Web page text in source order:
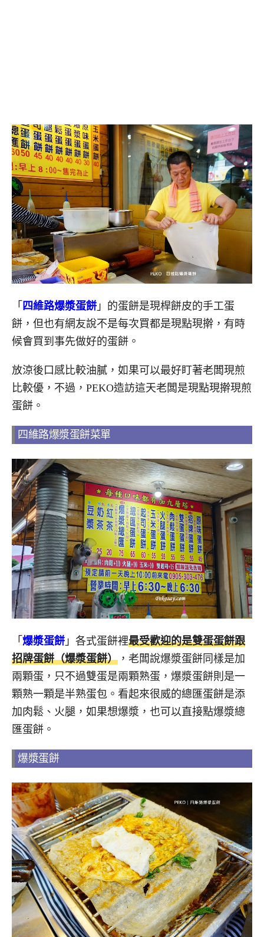
「 四維路爆漿蛋餅 」的蛋餅是現桿餅皮的手工蛋
餅，但也有網友說不是每次買都是現點現擀，有時
候會買到事先做好的蛋餅。
放涼後口感比較油膩，如果可以最好盯著老闆現煎
比較優，不過，PEKO造訪這天老闆是現點現擀現煎
蛋餅。
四維路爆漿蛋餅菜單
「 爆漿蛋餅 」各式蛋餅裡最受歡迎的是雙蛋蛋餅跟
招牌蛋餅（爆漿蛋餅） ，老闆說爆漿蛋餅同樣是加
兩顆蛋，只不過雙蛋是兩顆熟蛋，爆漿蛋餅則是一
顆熟一顆是半熟蛋包。看起來很威的總匯蛋餅是添
加肉鬆、火腿，如果想爆漿，也可以直接點爆漿總
匯蛋餅。
爆漿蛋餅